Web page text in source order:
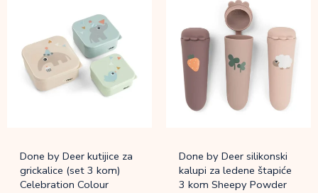
Done by Deer kutijice za
grickalice (set 3 kom)
Celebration Colour
Done by Deer silikonski
kalupi za ledene štapiće
3 kom Sheepy Powder